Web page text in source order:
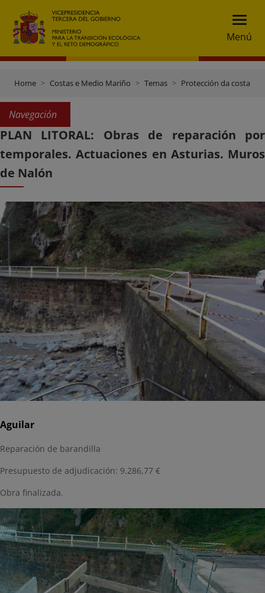
Menú
Home Costas e Medio Mariño Temas Protección da costa
Navegación
PLAN LITORAL: Obras de reparación por
temporales. Actuaciones en Asturias. Muros
de Nalón
Aguilar
Reparación de barandilla
Presupuesto de adjudicación: 9.286,77 €
Obra finalizada.